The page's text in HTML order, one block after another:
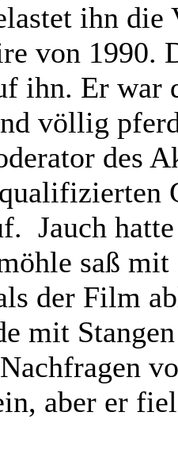
ihn
von 1990.
ihn. Er war
völlig
des
Jauch
saß
der Film
mit
aber er